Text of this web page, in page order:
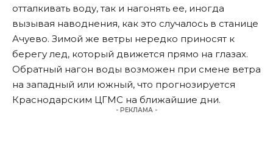
отталкивать воду, так и нагонять ее, иногда
вызывая наводнения, как это случалось в станице
Ачуево. Зимой же ветры нередко приносят к
берегу лед, который движется прямо на глазах.
Обратный нагон воды возможен при смене ветра
на западный или южный, что прогнозируется
Краснодарским ЦГМС на ближайшие дни.
- РЕКЛАМА -